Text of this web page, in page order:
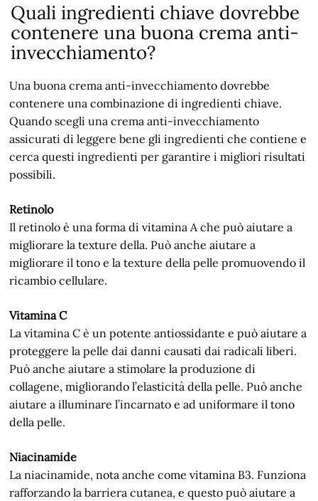
Quali ingredienti chiave dovrebbe
contenere una buona crema anti-
invecchiamento?
Una buona crema anti-invecchiamento dovrebbe
contenere una combinazione di ingredienti chiave.
Quando scegli una crema anti-invecchiamento
assicurati di leggere bene gli ingredienti che contiene e
cerca questi ingredienti per garantire i migliori risultati
possibili.
Retinolo
Il retinolo è una forma di vitamina A che può aiutare a
migliorare la texture della. Può anche aiutare a
migliorare il tono e la texture della pelle promuovendo il
ricambio cellulare.
Vitamina C
La vitamina C è un potente antiossidante e può aiutare a
proteggere la pelle dai danni causati dai radicali liberi.
Può anche aiutare a stimolare la produzione di
collagene, migliorando l’elasticità della pelle. Può anche
aiutare a illuminare l’incarnato e ad uniformare il tono
della pelle.
Niacinamide
La niacinamide, nota anche come vitamina B3. Funziona
rafforzando la barriera cutanea, e questo può aiutare a